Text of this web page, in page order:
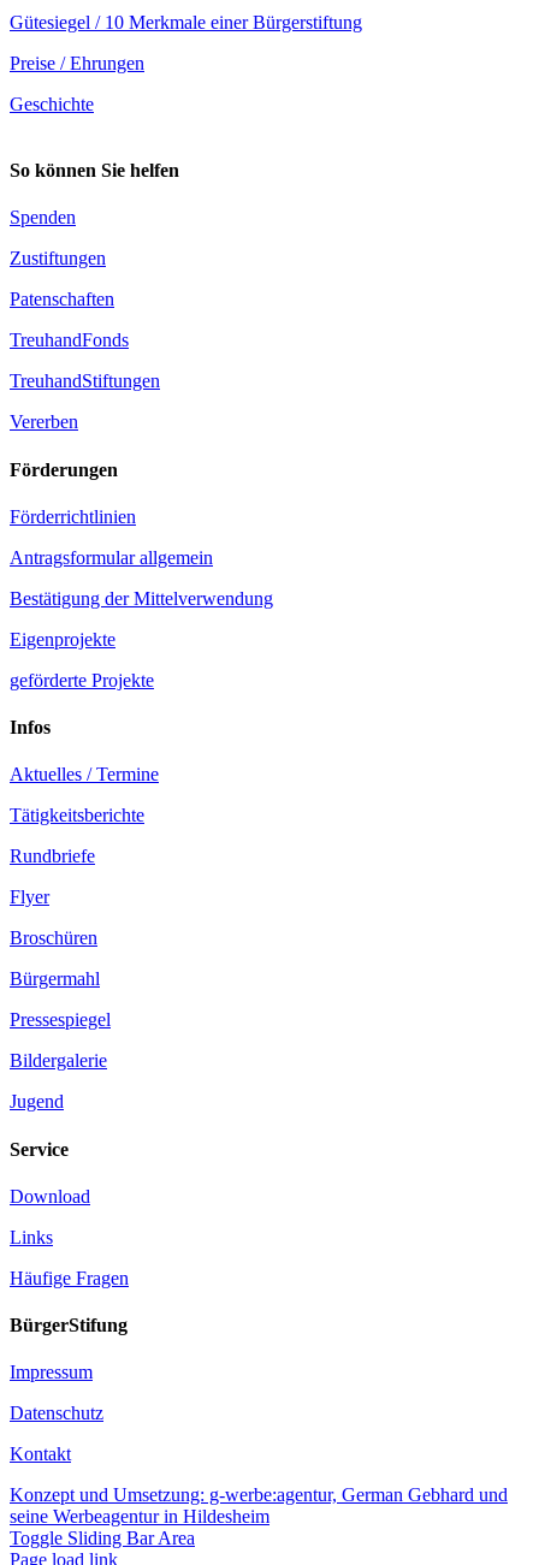
Gütesiegel / 10 Merkmale einer Bürgerstiftung
Preise / Ehrungen
Geschichte
So können Sie helfen
Spenden
Zustiftungen
Patenschaften
TreuhandFonds
TreuhandStiftungen
Vererben
Förderungen
Förderrichtlinien
Antragsformular allgemein
Bestätigung der Mittelverwendung
Eigenprojekte
geförderte Projekte
Infos
Aktuelles / Termine
Tätigkeitsberichte
Rundbriefe
Flyer
Broschüren
Bürgermahl
Pressespiegel
Bildergalerie
Jugend
Service
Download
Links
Häufige Fragen
BürgerStifung
Impressum
Datenschutz
Kontakt
Konzept und Umsetzung: g-werbe:agentur, German Gebhard und
seine Werbeagentur in Hildesheim
Toggle Sliding Bar Area
Page load link